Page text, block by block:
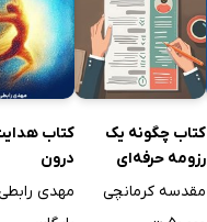
کتاب چگونه یک
رزومه حرفه‌ای
بنویسیم؟
مقدسه کرمانچی
کتاب
درون
مهدی